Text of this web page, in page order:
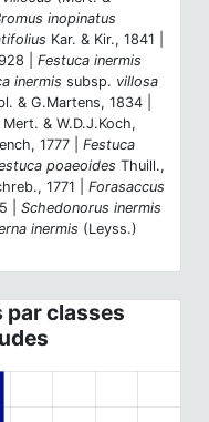
inopinatus
Kar. & Kir., 1841 |
| Festuca inermis
inermis subsp. villosa
& G.Martens, 1834 |
Mert. & W.D.J.Koch,
1777 | Festuca
poaeoides Thuill.,
1771 | Forasaccus
| Schedonorus inermis
inermis (Leyss.)
par classes